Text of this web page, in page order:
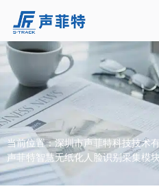
当前位置：深圳市声菲特科技技术
声菲特智慧无纸化人脸识别采集模